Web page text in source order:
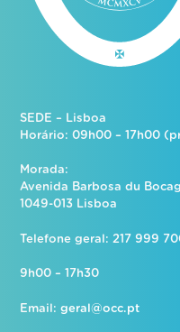
SEDE – Lisboa
Horário: 09h00 – 17h00
Morada:
Avenida Barbosa du
1049-013 Lisboa
Telefone geral: 217 999
9h00 – 17h30
Email:geral@occ.pt